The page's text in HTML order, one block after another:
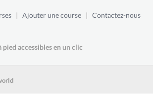
| Ajouter une course | Contactez-nous
pied accessibles en un clic